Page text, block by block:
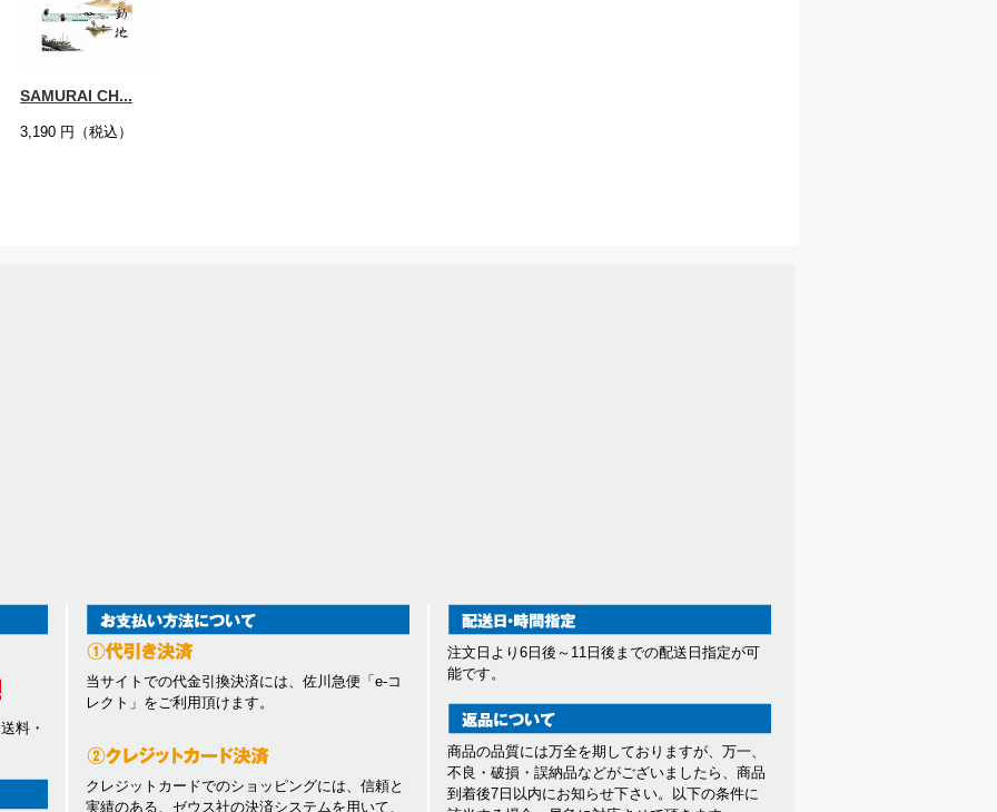
SAMURAI CH...
3,190 円（税込）
料・
当サイトでの代金引換決済には、佐川急便「e-コ
レクト」をご利用頂けます。
クレジットカードでのショッピングには、信頼と
実績のある、ゼウス社の決済システムを用いて、
注文日より6日後～11日後までの配送日指定が可
能です。
商品の品質には万全を期しておりますが、万一、
不良・破損・誤納品などがございましたら、商品
到着後7日以内にお知らせ下さい。以下の条件に